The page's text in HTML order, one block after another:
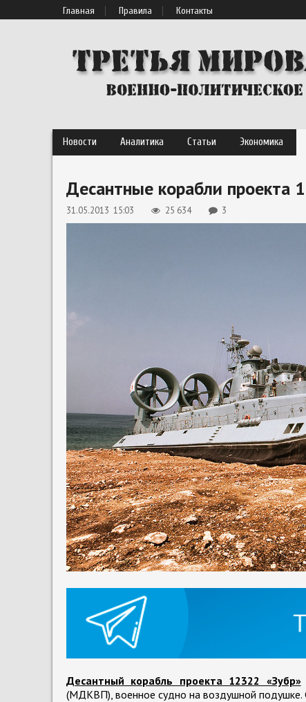
Главная Правила Контакты
Новости Аналитика Статьи Экономика
Десантные корабли проекта
31.05.2013 15:03 25 634 3
Десантный корабль проекта 12322 «Зубр»
(МДКВП), военное судно на воздушной